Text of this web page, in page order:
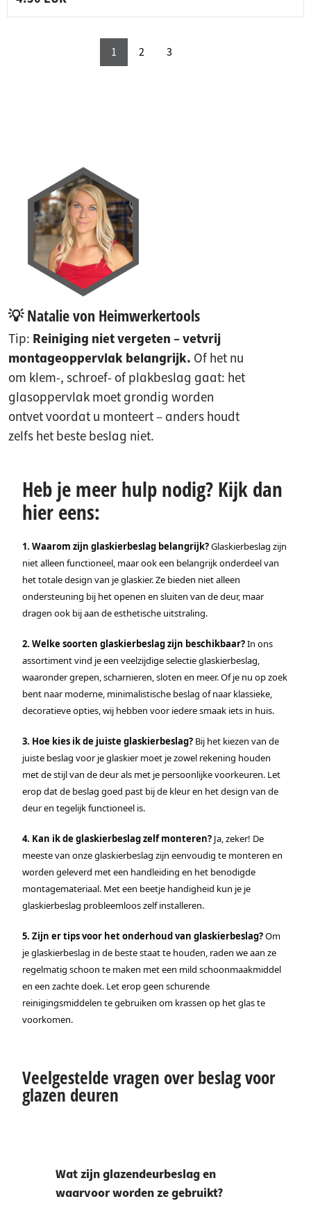
1 2 3
💡 Natalie von Heimwerkertools
Tip: Reiniging niet vergeten – vetvrij
montageoppervlak belangrijk. Of het nu
om klem-, schroef- of plakbeslag gaat: het
glasoppervlak moet grondig worden
ontvet voordat u monteert – anders houdt
zelfs het beste beslag niet.
Heb je meer hulp nodig? Kijk dan
hier eens:
1. Waarom zijn glaskierbeslag belangrijk?Glaskierbeslag zijn
niet alleen functioneel, maar ook een belangrijk onderdeel van
het totale design van je glaskier. Ze bieden niet alleen
ondersteuning bij het openen en sluiten van de deur, maar
dragen ook bij aan de esthetische uitstraling.
2. Welke soorten glaskierbeslag zijn beschikbaar?In ons
assortiment vind je een veelzijdige selectie glaskierbeslag,
waaronder grepen, scharnieren, sloten en meer. Of je nu op zoek
bent naar moderne, minimalistische beslag of naar klassieke,
decoratieve opties, wij hebben voor iedere smaak iets in huis.
3. Hoe kies ik de juiste glaskierbeslag? Bij het kiezen van de
juiste beslag voor je glaskier moet je zowel rekening houden
met de stijl van de deur als met je persoonlijke voorkeuren. Let
erop dat de beslag goed past bij de kleur en het design van de
deur en tegelijk functioneel is.
4. Kan ik de glaskierbeslag zelf monteren? Ja, zeker! De
meeste van onze glaskierbeslag zijn eenvoudig te monteren en
worden geleverd met een handleiding en het benodigde
montagemateriaal. Met een beetje handigheid kun je je
glaskierbeslag probleemloos zelf installeren.
5. Zijn er tips voor het onderhoud van glaskierbeslag?Om
je glaskierbeslag in de beste staat te houden, raden we aan ze
regelmatig schoon te maken met een mild schoonmaakmiddel
en een zachte doek. Let erop geen schurende
reinigingsmiddelen te gebruiken om krassen op het glas te
voorkomen.
Veelgestelde vragen over beslag voor
glazen deuren
Wat zijn glazendeurbeslag en
waarvoor worden ze gebruikt?